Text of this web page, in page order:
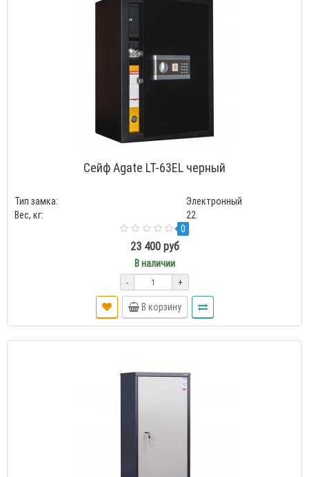
Сейф Agate LT-63EL черный
Тип замка:
Электронный
Вес, кг:
22
0
23 400 руб
В наличии
- +
В корзину